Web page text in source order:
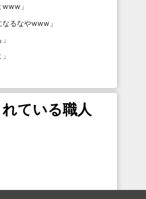
www 」
なるなやwww 」
」
」
ている職人